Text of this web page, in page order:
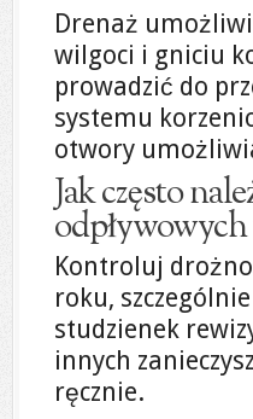
Drenaż
wilgoci i gniciu
prowadzić do
systemu
otwory
Jak często
Kontroluj
roku,
studzienek
innych
ręcznie.